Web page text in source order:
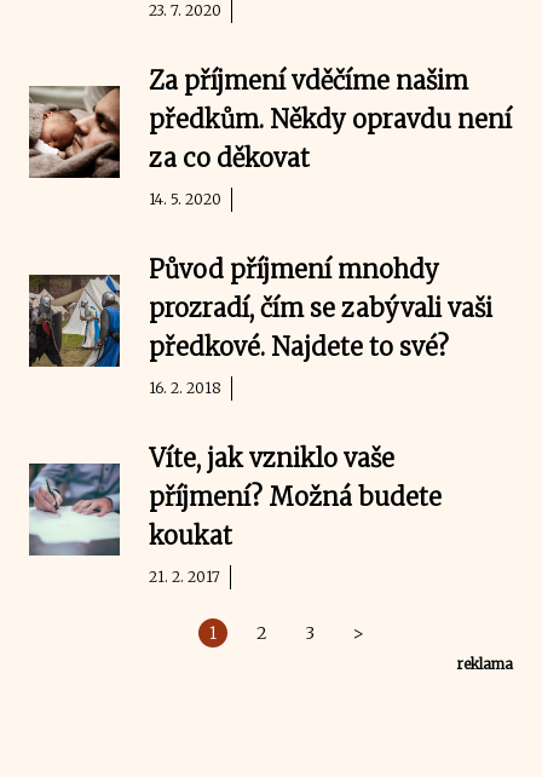
23. 7. 2020
Za příjmení vděčíme našim
předkům. Někdy opravdu není
za co děkovat
14. 5. 2020
Původ příjmení mnohdy
prozradí, čím se zabývali vaši
předkové. Najdete to své?
16. 2. 2018
Víte, jak vzniklo vaše
příjmení? Možná budete
koukat
21. 2. 2017
1 2 3 >
reklama